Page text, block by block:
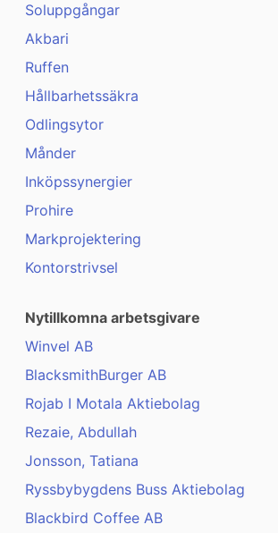
Soluppgångar
Akbari
Ruffen
Hållbarhetssäkra
Odlingsytor
Månder
Inköpssynergier
Prohire
Markprojektering
Kontorstrivsel
Nytillkomna arbetsgivare
Winvel AB
BlacksmithBurger AB
Rojab I Motala Aktiebolag
Rezaie, Abdullah
Jonsson, Tatiana
Ryssbybygdens Buss Aktiebolag
Blackbird Coffee AB